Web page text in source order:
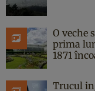
O veche
prima
1871
Trucul